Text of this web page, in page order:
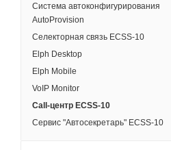
Система автоконфигурирования
AutoProvision
Селекторная связь ECSS-10
Elph Desktop
Elph Mobile
VoIP Monitor
Call-центр ECSS-10
Сервис "Автосекретарь" ECSS-10